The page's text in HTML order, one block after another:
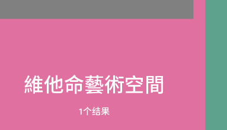
維他命藝術空間
1个结果